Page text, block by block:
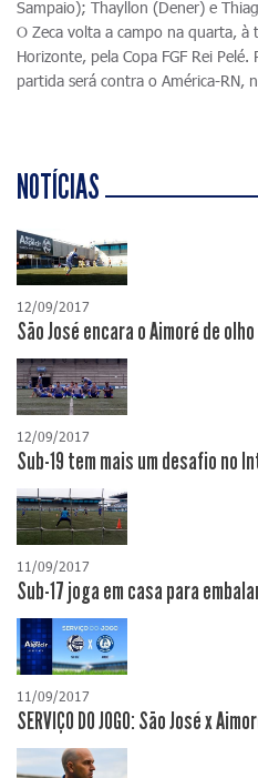
Sampaio); Thayllon (Dener) e
O Zeca volta a campo na quarta,
Horizonte, pela Copa FGF Rei
partida será contra o América-RN,
NOTÍCIAS
12/09/2017
São José encara o Aimoré de
12/09/2017
Sub-19 tem mais um desafio no
11/09/2017
Sub-17 joga em casa para
11/09/2017
SERVIÇO DO JOGO: São José x